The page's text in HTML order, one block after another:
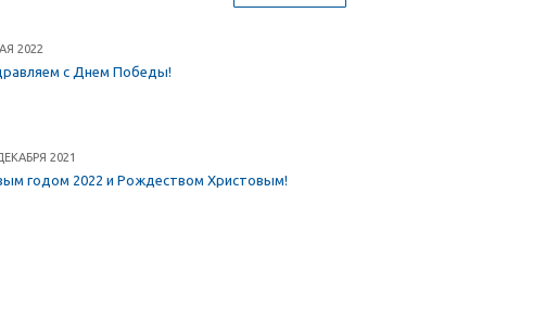
2022
с Днем Победы!
2021
годом 2022 и Рождеством Христовым!